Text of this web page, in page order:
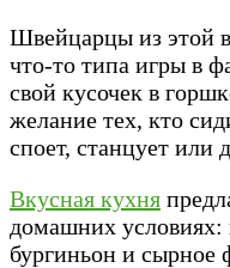
Швейцарцы из этой
что-то типа игры в
свой кусочек в
желание тех, кто
споет, станцует или
Вкусная кухня
домашних условиях:
бургиньон и сырное